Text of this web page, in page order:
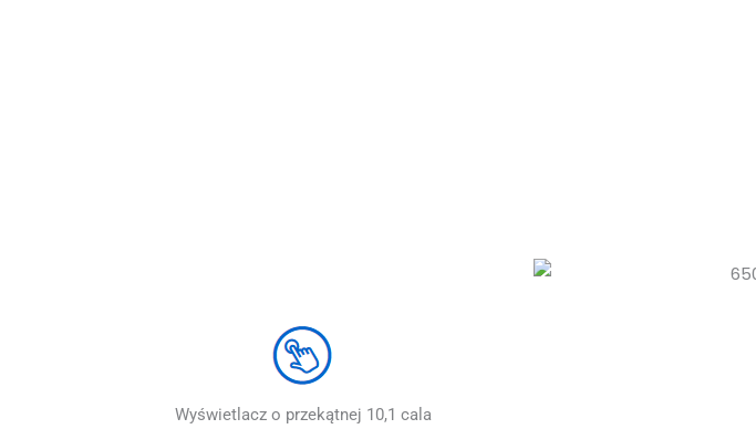
Wyświetlacz o przekątnej 10,1 cala